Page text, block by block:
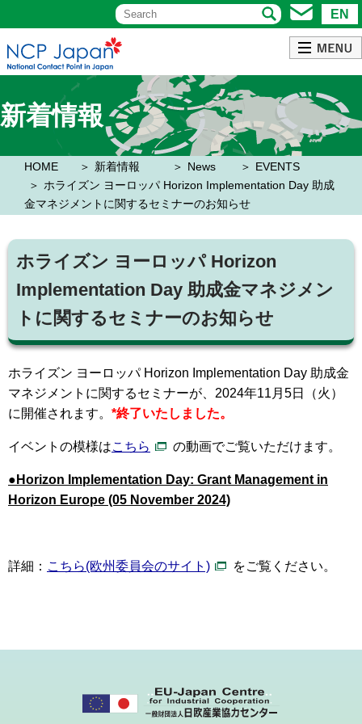
EN
新着情報
HOME 新着情報 News
EVENTS
ホライズン ヨーロッパ Horizon Implementation Day 助成
金マネジメントに関するセミナーのお知らせ
ホライズン ヨーロッパ Horizon
Implementation Day 助成金マネジメン
トに関するセミナーのお知らせ
ホライズン ヨーロッパ Horizon Implementation Day 助成金
マネジメント に関するセミナーが、 2024年11月5日（火）
に開催されます。 *終了いたしました。
イベントの模様はこちら の動画でご覧いただけます。
●Horizon Implementation Day: Grant Management in
Horizon Europe (05 November 2024)
詳細： こちら(欧州委員会のサイト) をご覧ください。